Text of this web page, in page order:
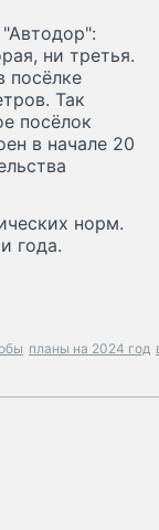
ни третья.
посёлке
Так
посёлок
в начале 20
норм.
года.
планы на 2024 год